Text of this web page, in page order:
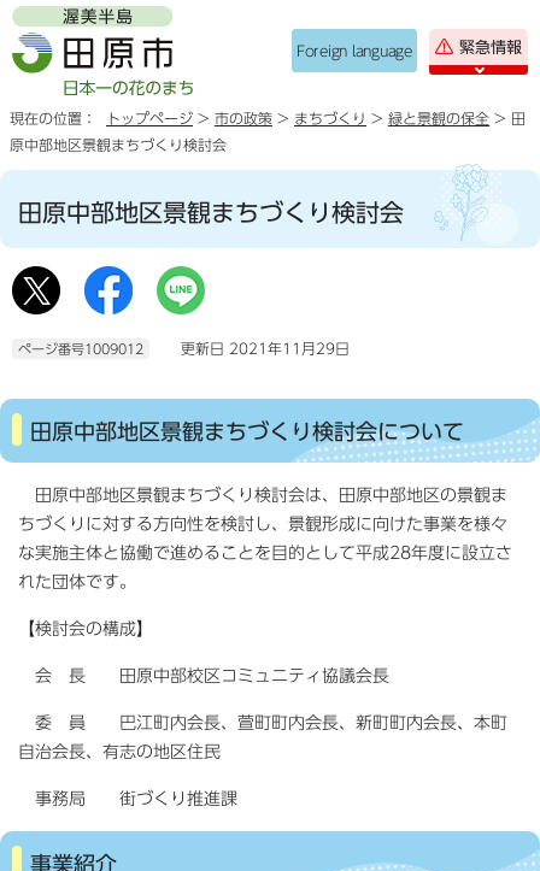
Foreign language 緊急情報
現在の位置： トップページ > 市の政策 > まちづくり > 緑と景観の保全 > 田
原中部地区景観まちづくり検討会
田原中部地区景観まちづくり検討会
ページ番号1009012 更新日 2021年11月29日
田原中部地区景観まちづくり検討会について
田原中部地区景観まちづくり検討会は、田原中部地区の景観ま
ちづくりに対する方向性を検討し、景観形成に向けた事業を様々
な実施主体と協働で進めることを目的として平成28年度に設立さ
れた団体です。
【検討会の構成】
会 長 田原中部校区コミュニティ協議会長
委 員 巴江町内会長、萱町町内会長、新町町内会長、本町
自治会長、有志の地区住民
事務局 街づくり推進課
事業紹介